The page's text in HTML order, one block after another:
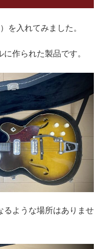
を入れてみました。
作られた製品です。
るような場所はありませ